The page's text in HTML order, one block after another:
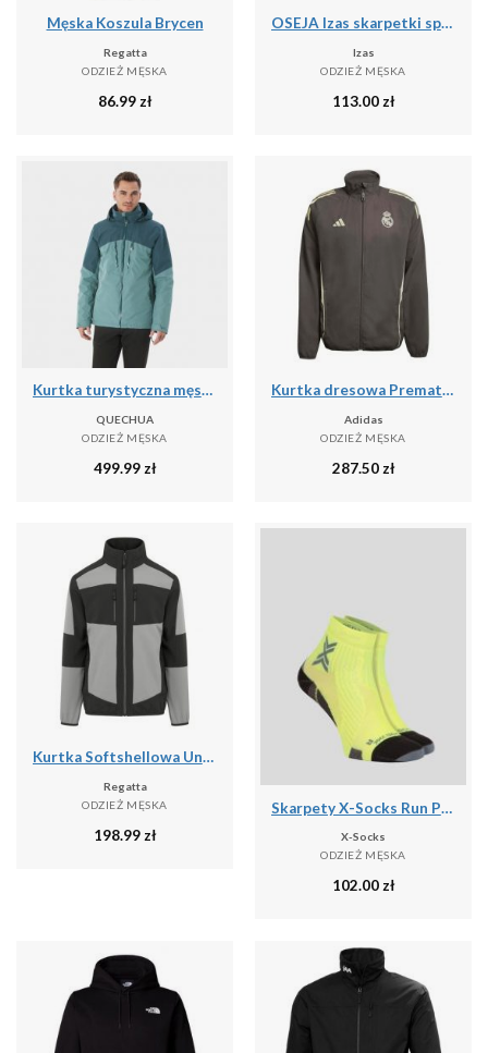
Męska Koszula Brycen
Regatta
ODZIEŻ MĘSKA
86.99 zł
OSEJA Izas skarpetki sportowe unisex do połowy łydki
Izas
ODZIEŻ MĘSKA
113.00 zł
Kurtka turystyczna męska zimowa Quechua NH500 3w1 mountain -10°C wodoodporna
QUECHUA
ODZIEŻ MĘSKA
499.99 zł
Kurtka dresowa Prematch Real Madrid 2025/26
Adidas
ODZIEŻ MĘSKA
287.50 zł
Kurtka Softshellowa Unisex Dla Dorosłych 2 Warstwy
Regatta
ODZIEŻ MĘSKA
198.99 zł
Skarpety X-Socks Run Perform Ankle
X-Socks
ODZIEŻ MĘSKA
102.00zł